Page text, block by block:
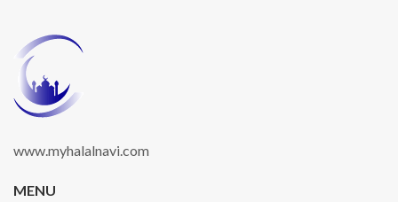
www.myhalalnavi.com
MENU